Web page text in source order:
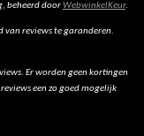
beheerd doorWebwinkelKeur.
van reviews te garanderen.
Er worden geen kortingen
een zo goed mogelijk